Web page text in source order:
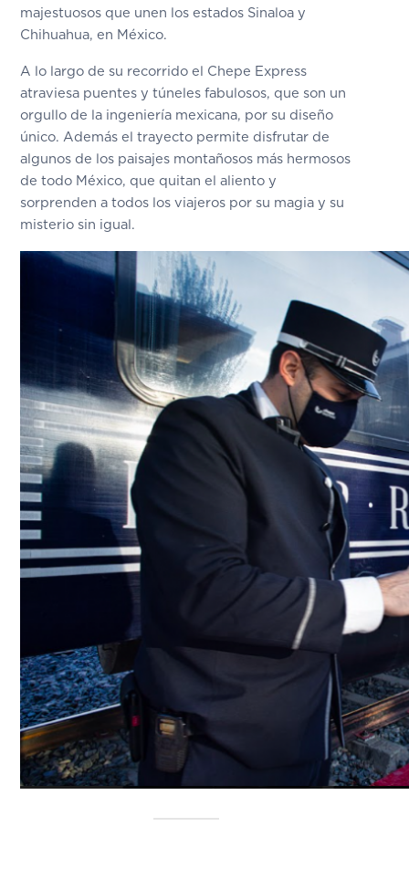
majestuosos que unen los estados Sinaloa y
Chihuahua, en México.
A lo largo de su recorrido el Chepe Express
atraviesa puentes y túneles fabulosos, que son un
orgullo de la ingeniería mexicana, por su diseño
único. Además el trayecto permite disfrutar de
algunos de los paisajes montañosos más hermosos
de todo México, que quitan el aliento y
sorprenden a todos los viajeros por su magia y su
misterio sin igual.